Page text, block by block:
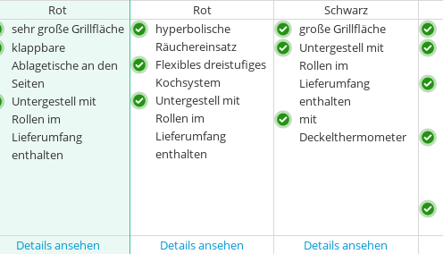
Rot Rot Schwarz
sehr große Grillfläche
klappbare
Ablagetische an den
Seiten
Untergestell mit
Rollen im
Lieferumfang
enthalten
hyperbolische
Räuchereinsatz
Flexibles dreistufiges
Kochsystem
Untergestell mit
Rollen im
Lieferumfang
enthalten
große Grillfläche
Untergestell mit
Rollen im
Lieferumfang
enthalten
mit
Deckelthermometer
Details ansehen Details ansehen Details ansehen